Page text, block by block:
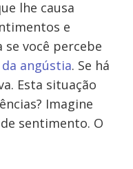
lhe causa
e
se você percebe
angústia. Se há
Esta situação
Imagine
sentimento. O